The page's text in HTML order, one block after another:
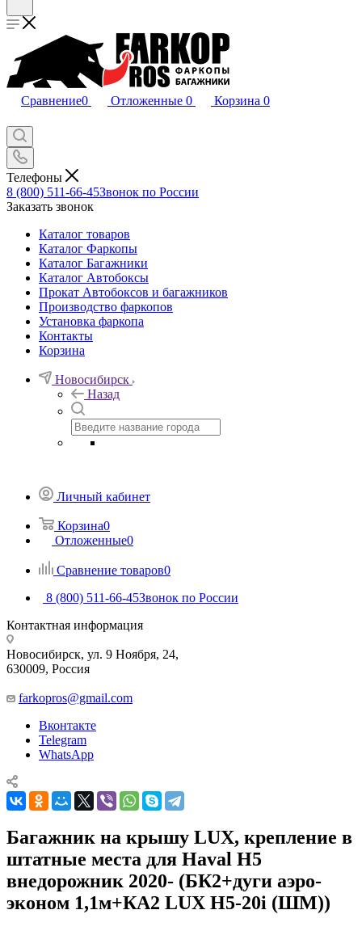
Сравнение0 Отложенные 0 Корзина 0
Телефоны
8 (800) 511-66-45Звонок по России
Заказать звонок
Каталог товаров
Каталог Фаркопы
Каталог Багажники
Каталог Автобоксы
Прокат Автобоксов и багажников
Производство фаркопов
Установка фаркопа
Контакты
Корзина
Новосибирск
Назад
Личный кабинет
Корзина0
Отложенные0
Сравнение товаров0
8 (800) 511-66-45Звонок по России
Контактная информация
Новосибирск, ул. 9 Ноября, 24,
630009, Россия
farkopros@gmail.com
Вконтакте
Telegram
WhatsApp
Багажник на крышу LUX, крепление в
штатные места для Haval H5
внедорожник 2020- (БК2+дуги аэро-
эконом 1,1м+КА2 LUX H5-20i (ШМ))